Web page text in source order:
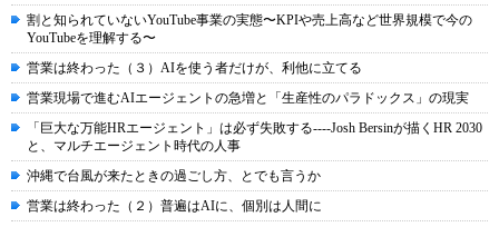
割と知られていないYouTube事業の実態〜KPIや売上高など世界規模で今の
YouTubeを理解する〜
営業は終わった（３）AIを使う者だけが、利他に立てる
営業現場で進むAIエージェントの急増と「生産性のパラドックス」の現実
「巨大な万能HRエージェント」は必ず失敗する----Josh Bersinが描くHR 2030
と、マルチエージェント時代の人事
沖縄で台風が来たときの過ごし方、とでも言うか
営業は終わった（２）普遍はAIに、個別は人間に